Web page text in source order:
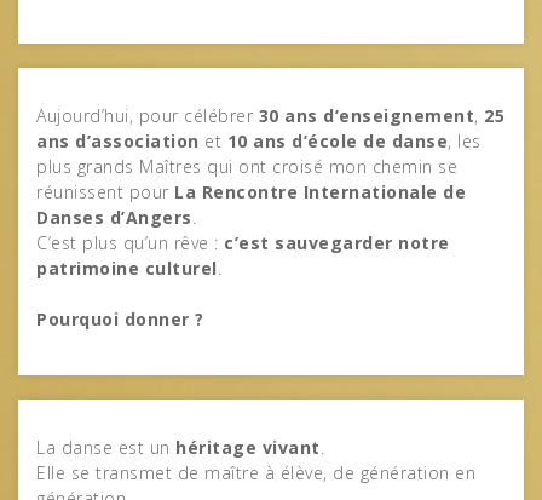
Aujourd’hui, pour célébrer 30 ans d’enseignement, 25
ans d’association et 10 ans d’école de danse, les
plus grands Maîtres qui ont croisé mon chemin se
réunissent pour La Rencontre Internationale de
Danses d’Angers
C’est plus qu’un rêve : c’est sauvegarder notre
patrimoine culturel
Pourquoi donner ?
La danse est un héritage vivant
Elle se transmet de maître à élève, de génération en